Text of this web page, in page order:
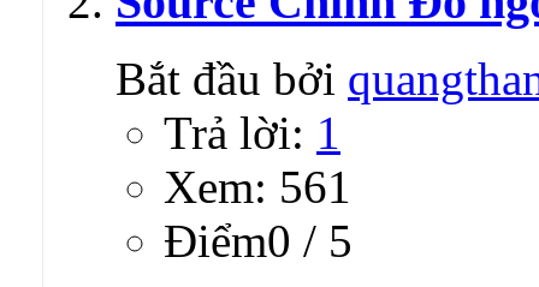
Bắt đầu bởi
Trả lời: 1
Xem: 561
Ðiểm0 / 5